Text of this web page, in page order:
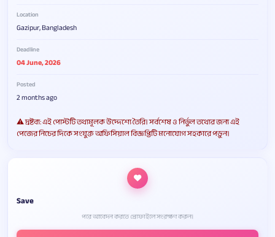
Location
Gazipur, Bangladesh
Deadline
04 June, 2026
Posted
2 months ago
⚠️ দ্রষ্টব্য: এই পোস্টটি তথ্যমূলক উদ্দেশ্যে তৈরি। সর্বশেষ ও নির্ভুল তথ্যের জন্য এই
পেজের নিচের দিকে সংযুক্ত অফিসিয়াল বিজ্ঞপ্তিটি মনোযোগ সহকারে পড়ুন।
Save
পরে আবেদন করতে প্রোফাইলে সংরক্ষণ করুন।